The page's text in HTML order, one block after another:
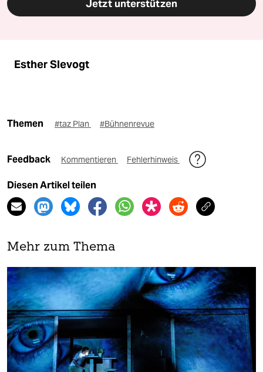
Jetzt unterstützen
Esther Slevogt
Themen #taz Plan #Bühnenrevue
Feedback Kommentieren Fehlerhinweis
Diesen Artikel teilen
Mehr zum Thema